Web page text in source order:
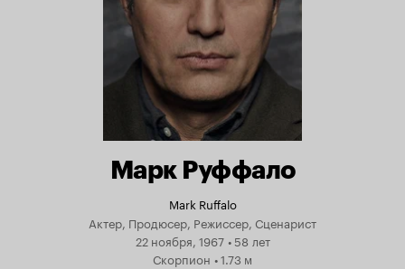
Марк Руффало
Mark Ruffalo
Актер, Продюсер, Режиссер, Сценарист
22 ноября, 1967 •58 лет
Скорпион •1.73 м